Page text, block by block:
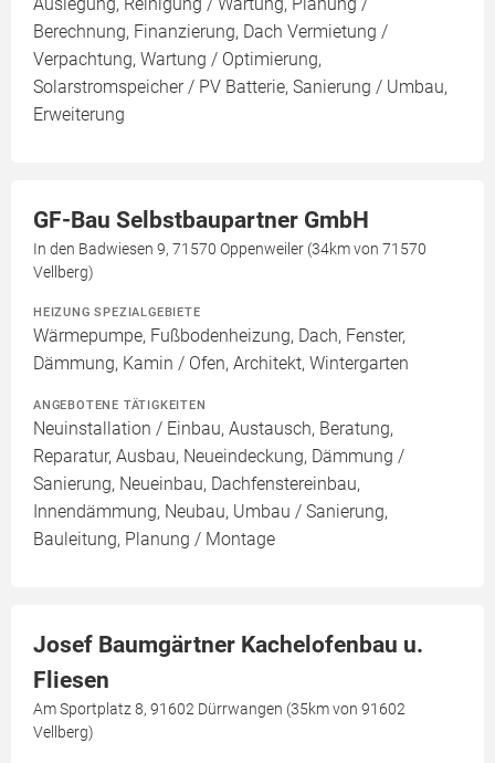
Berechnung, Finanzierung, Dach Vermietung /
Verpachtung, Wartung / Optimierung,
Solarstromspeicher / PV Batterie, Sanierung / Umbau,
Erweiterung
GF-Bau Selbstbaupartner GmbH
In den Badwiesen 9, 71570 Oppenweiler (34km von 71570
Vellberg)
HEIZUNG SPEZIALGEBIETE
Wärmepumpe, Fußbodenheizung, Dach, Fenster,
Dämmung, Kamin / Ofen, Architekt, Wintergarten
ANGEBOTENE TÄTIGKEITEN
Neuinstallation / Einbau, Austausch, Beratung,
Reparatur, Ausbau, Neueindeckung, Dämmung /
Sanierung, Neueinbau, Dachfenstereinbau,
Innendämmung, Neubau, Umbau / Sanierung,
Bauleitung, Planung / Montage
Josef Baumgärtner Kachelofenbau u.
Fliesen
Am Sportplatz 8, 91602 Dürrwangen (35km von 91602
Vellberg)